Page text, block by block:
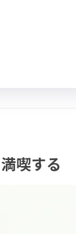
喫する